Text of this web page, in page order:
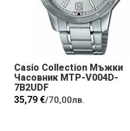
Casio Collection Мъжки
Часовник MTP-V004D-
7B2UDF
35,79 €/70,00лв.